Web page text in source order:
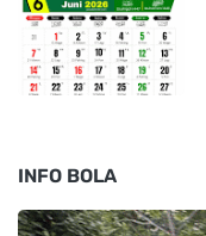
INFO BOLA